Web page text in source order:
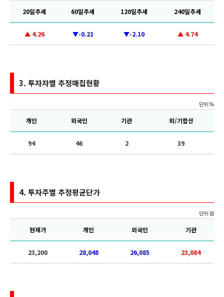
20일추세 60일추세 120일추세 240일추세
▲ 4.26 ▼-0.21 ▼-2.10 ▲ 4.74
3. 투자자별 추정매집현황
단위:%
개인 외국인 기관 외/기합산
94 46 2 39
4. 투자주별 추정평균단가
단위:원
현재가 개인 외국인 기관
23,200 28,048 26,085 23,084